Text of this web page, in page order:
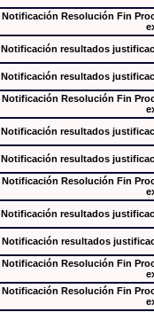
Notificación Resolución Fin
Notificación resultados
Notificación resultados
Notificación Resolución Fin
Notificación resultados
Notificación resultados
Notificación Resolución Fin
Notificación resultados
Notificación resultados
Notificación Resolución Fin
Notificación Resolución Fin